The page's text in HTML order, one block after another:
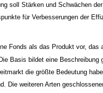
soll Stärken und Schwächen
für Verbesserungen der
Fonds als das Produkt vor, das
Basis bildet eine Beschreibung
die größte Bedeutung
Die weiteren Arten